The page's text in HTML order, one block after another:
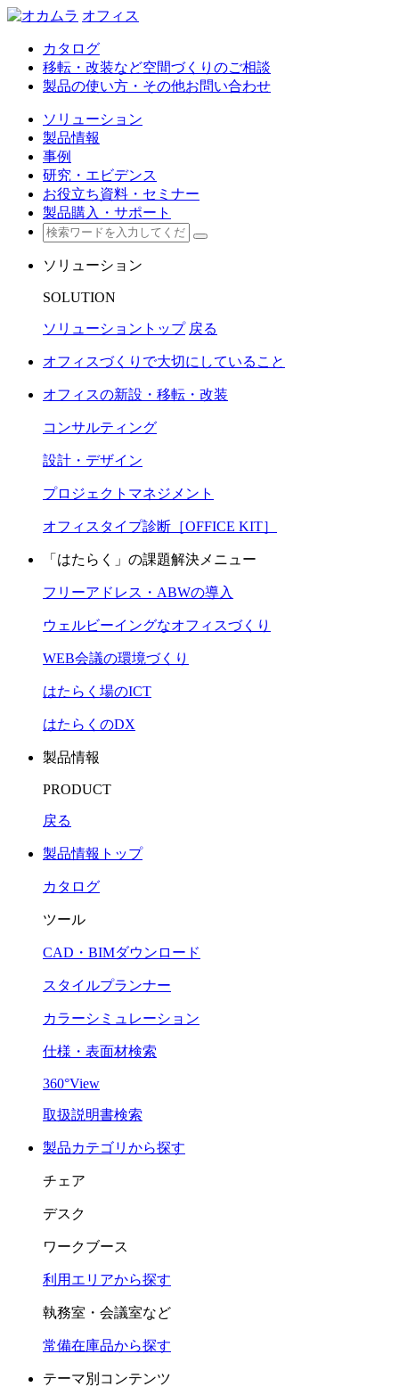
オフィス
カタログ
移転・改装など空間づくりのご相談
製品の使い方・その他お問い合わせ
ソリューション
製品情報
事例
研究・エビデンス
お役立ち資料・セミナー
製品購入・サポート
ソリューション
SOLUTION
ソリューショントップ 戻る
オフィスづくりで大切にしていること
オフィスの新設・移転・改装
コンサルティング
設計・デザイン
プロジェクトマネジメント
オフィスタイプ診断［OFFICE KIT］
「はたらく」の課題解決メニュー
フリーアドレス・ABWの導入
ウェルビーイングなオフィスづくり
WEB会議の環境づくり
はたらく場のICT
はたらくのDX
製品情報
PRODUCT
戻る
製品情報トップ
カタログ
ツール
CAD・BIMダウンロード
スタイルプランナー
カラーシミュレーション
仕様・表面材検索
360°View
取扱説明書検索
製品カテゴリから探す
チェア
デスク
ワークブース
利用エリアから探す
執務室・会議室など
常備在庫品から探す
テーマ別コンテンツ